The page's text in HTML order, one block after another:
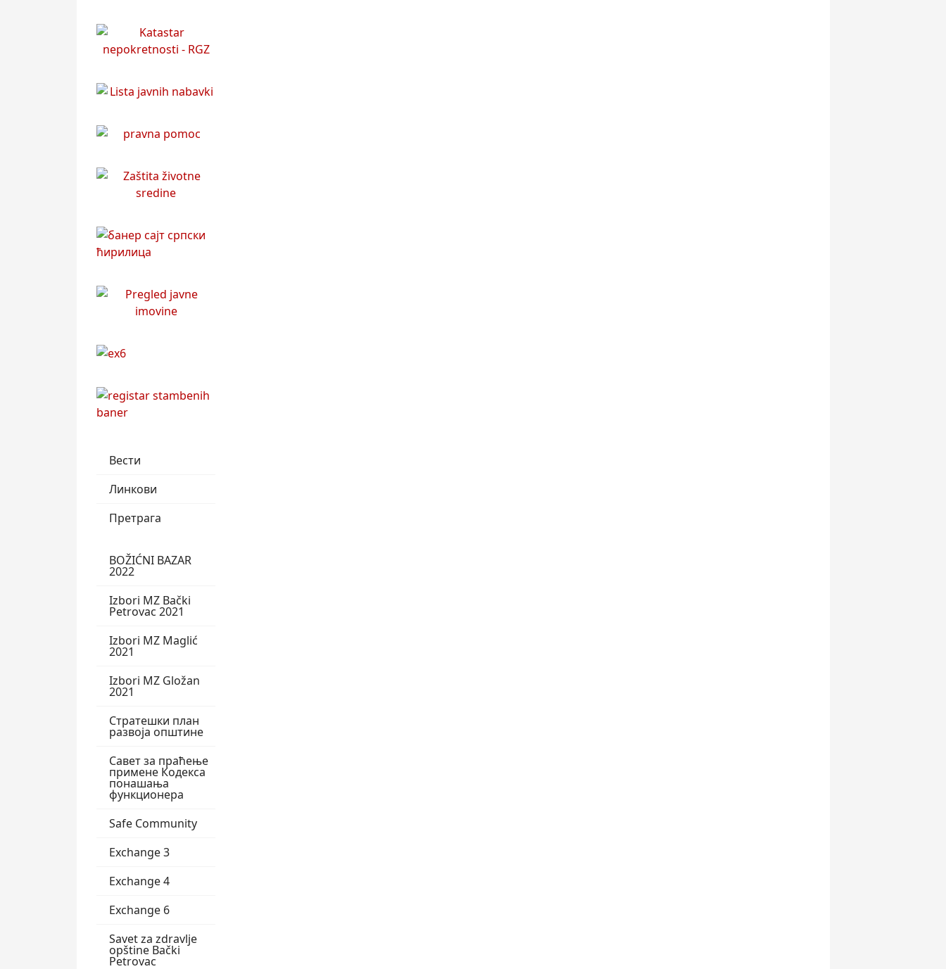
Вести
Линкови
Претрага
BOŽIĆNI BAZAR
2022
Izbori MZ Bački
Petrovac 2021
Izbori MZ Maglić
2021
Izbori MZ Gložan
2021
Стратешки план
развоја општине
Савет за праћење
примене Кодекса
понашања
функционера
Safe Community
Exchange 3
Exchange 4
Exchange 6
Savet za zdravlje
opštine Bački
Petrovac